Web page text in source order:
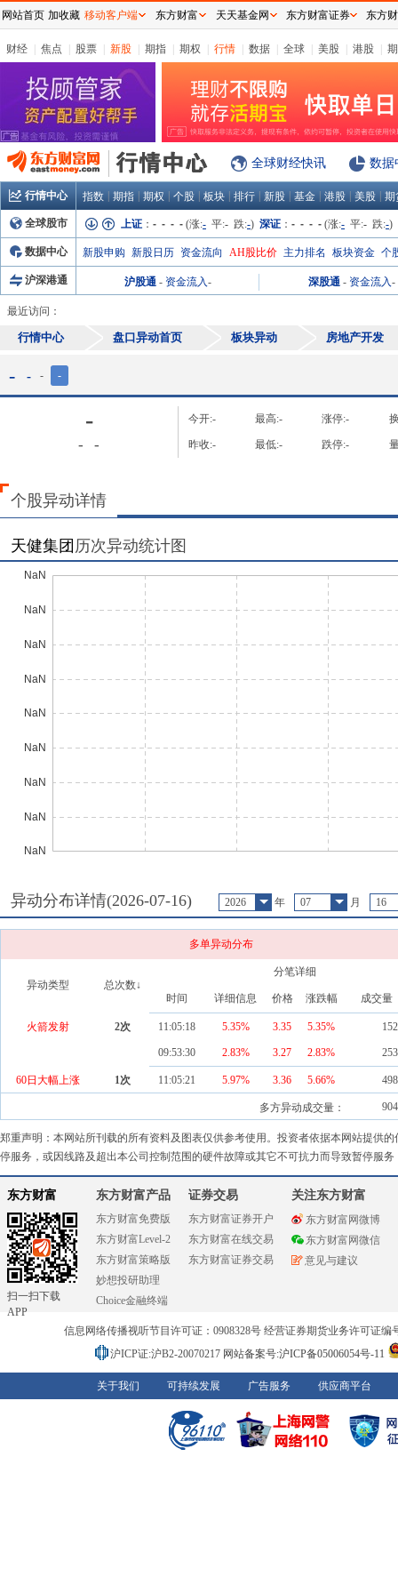
财经 焦点 股票 新股 期指 期权 行情 数据 全球 美股 港股
全球财经快讯 数据
行情中心 指数 期指 期权 个股 板块 排行 新股 基金 港股 美股 期
全球股市 上证 ： - - - - (涨:- 平:- 跌:-) 深证 ： - - - - (涨:- 平:- 跌:-)
数据中心 新股申购 新股日历 资金流向 AH股比价 主力排名 板块资金 个
沪深港通 沪股通 - 资金流入- 深股通 - 资金流入-
最近访问：
行情中心 盘口异动首页 板块异动 房地产开发
- - - -
-
- -
今开:- 最高:- 涨停:-
昨收:- 最低:- 跌停:-
个股异动详情
天健集团 历次异动统计图
异动分布详情(2026-07-16) 2026 年 07 月 16
多单异动分布
异动类型 总次数↓
分笔详细
时间 详细信息 价格 涨跌幅 成交量
火箭发射 2次 11:05:18 5.35% 3.35 5.35%
09:53:30 2.83% 3.27 2.83%
60日大幅上涨 1次 11:05:21 5.97% 3.36 5.66%
多方异动成交量：
郑重声明：本网站所刊载的所有资料及图表仅供参考使用。投资者依据本网站提供
停服务，或因线路及超出本公司控制范围的硬件故障或其它不可抗力而导致暂停服
东方财富
扫一扫下载
APP
东方财富产品
东方财富免费版
东方财富Level-2
东方财富策略版
妙想投研助理
Choice金融终端
证券交易
东方财富证券开户
东方财富在线交易
东方财富证券交易
关注东方财富
东方财富网微博
东方财富网微信
意见与建议
信息网络传播视听节目许可证：0908328号 经营证券期货业务许可证编
沪ICP证:沪B2-20070217 网站备案号:沪ICP备05006054号-11
关于我们 可持续发展 广告服务 供应商平台
网站首页 加收藏 移动客户端 东方财富 天天基金网 东方财富证券 东方